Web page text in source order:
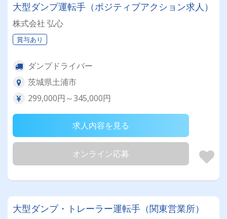
大型ダンプ運転手（ポジティブアクション求人）
株式会社 弘心
賞与あり
ダンプドライバー
茨城県土浦市
299,000円～345,000円
求人内容を見る
オンライン応募
大型ダンプ・トレーラー運転手（関東営業所）